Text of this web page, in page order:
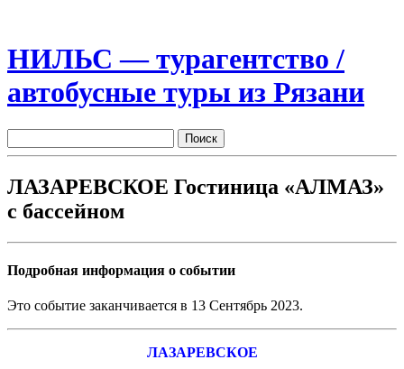
НИЛЬС — турагентство /
автобусные туры из Рязани
ЛАЗАРЕВСКОЕ Гостиница «АЛМАЗ»
с бассейном
Подробная информация о событии
Это событие заканчивается в 13 Сентябрь 2023.
ЛАЗАРЕВСКОЕ